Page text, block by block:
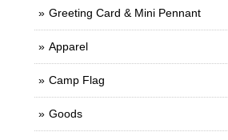
Greeting Card & Mini Pennant
Apparel
Camp Flag
Goods